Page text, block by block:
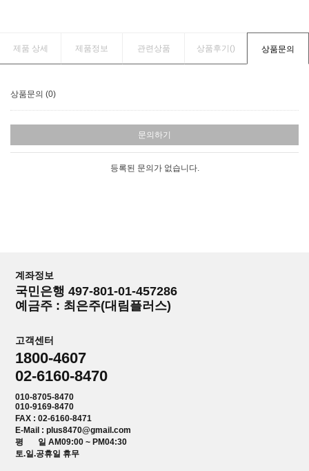
제품 상세 제품정보 관련상품 상품후기() 상품문의
상품문의 (0)
문의하기
등록된 문의가 없습니다.
계좌정보
국민은행 497-801-01-457286
예금주 : 최은주(대림플러스)
고객센터
1800-4607
02-6160-8470
010-8705-8470
010-9169-8470
FAX : 02-6160-8471
E-Mail : plus8470@gmail.com
평 일 AM09:00 ~ PM04:30
토.일.공휴일 휴무